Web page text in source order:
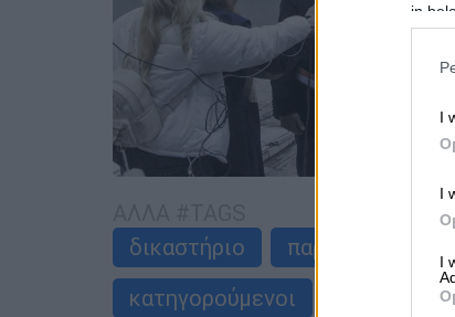
in
I
I
I
δικαστήριο
παραδικαστικό
κατηγορούμενοι